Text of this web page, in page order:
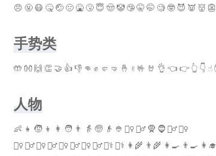
😠 🤬 😷 🤒 🤕 🤢 🤮 🤧 😇 🤠 🤡 🤥 🤫 🤭 🧐 🤓 😈 👿 👹
手势类
🤲 👐 🙌 👏 🤝 👍 👎 👊 ✊ 🤛 🤜 🤞 ✌️ 🤟 🤘 👌 👈 👉 👆 👇
人物
👶 👧 🧒 👦 👩 🧑 👨 👵 🧓 👴 👲 👳‍♀️ 👳‍♂️ 🧕 🧔 👱‍♂️ 👱‍♀️
👮‍♀️ 👮‍♂️ 👷‍♀️ 👷‍♂️ 💂‍♀️ 💂‍♂️ 🕵️‍♀️ 🕵️‍♂️ 👩‍⚕️ 👨‍⚕️ 👩‍🌾 👨‍🌾 👩‍🍳 👨‍🍳